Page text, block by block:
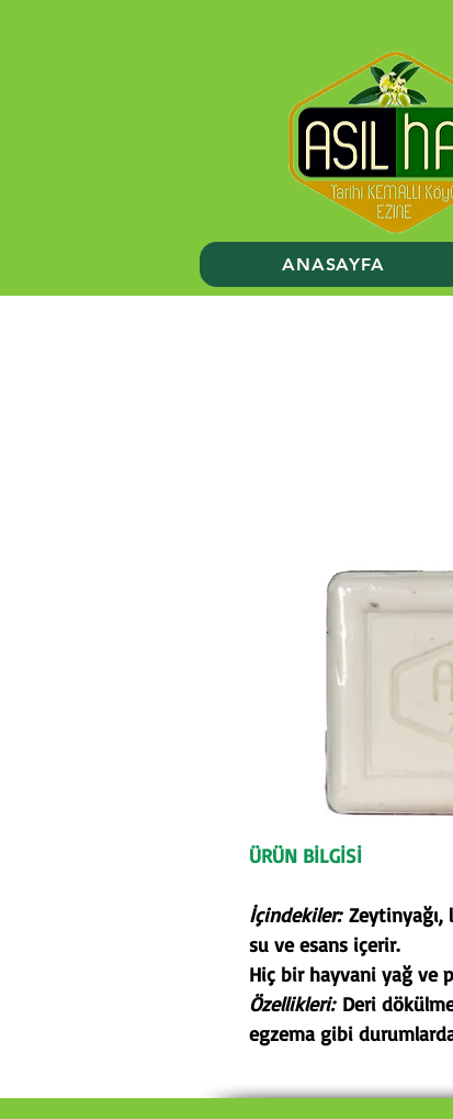
ANASAYFA
ÜRÜN BİLGİSİ
İçindekiler: Zeytinyağı,
su ve esans içerir.
Hiç bir hayvani yağ ve
Özellikleri:Deri
egzema gibi